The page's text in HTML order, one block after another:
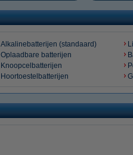
Alkalinebatterijen (standaard)
Oplaadbare batterijen
Knoopcelbatterijen
Hoortoestelbatterijen